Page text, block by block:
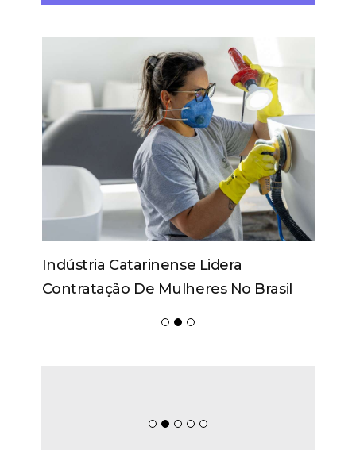
Indústria Catarinense Lidera
Contratação De Mulheres No Brasil